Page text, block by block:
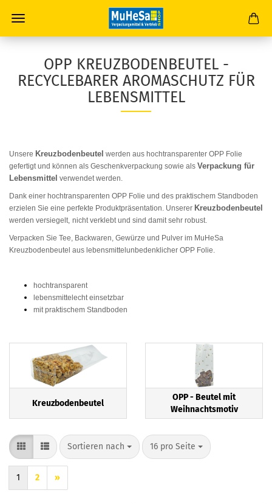
OPP KREUZBODENBEUTEL -
RECYCLEBARER AROMASCHUTZ FÜR
LEBENSMITTEL
Unsere Kreuzbodenbeutel werden aus hochtransparenter OPP Folie
gefertigt und können als Geschenkverpackung sowie als Verpackung für
Lebensmittel verwendet werden.
Dank einer hochtransparenten OPP Folie und des praktischem Standboden
erzielen Sie eine perfekte Produktpräsentation. Unserer Kreuzbodenbeutel
werden versiegelt, nicht verklebt und sind damit sehr robust.
Verpacken Sie Tee, Backwaren, Gewürze und Pulver im MuHeSa
Kreuzbodenbeutel aus lebensmittelunbedenklicher OPP Folie.
hochtransparent
lebensmittelecht einsetzbar
mit praktischem Standboden
Kreuzbodenbeutel
OPP - Beutel mit
Weihnachtsmotiv
Sortieren nach
Sortieren nach 16 pro Seite
pro Seite
1 2 »